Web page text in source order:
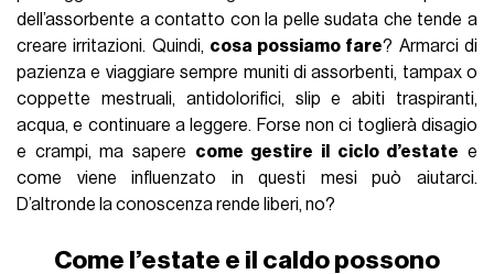
dell’assorbente a contatto con la pelle sudata che tende a
creare irritazioni. Quindi, cosa possiamo fare? Armarci di
pazienza e viaggiare sempre muniti di assorbenti, tampax o
coppette mestruali, antidolorifici, slip e abiti traspiranti,
acqua, e continuare a leggere. Forse non ci toglierà disagio
e crampi, ma sapere come gestire il ciclo d’estate e
come viene influenzato in questi mesi può aiutarci.
D’altronde la conoscenza rende liberi, no?
Come l’estate e il caldo possono